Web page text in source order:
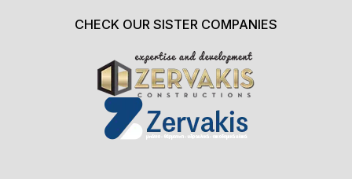
CHECK OUR SISTER COMPANIES